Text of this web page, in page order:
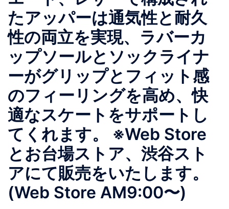
たアッパーは通気性と耐久
性の両立を実現、ラバーカ
ップソールとソックライナ
ーがグリップとフィット感
のフィーリングを高め、快
適なスケートをサポートし
てくれます。 ※Web Store
とお台場ストア、渋谷スト
アにて販売をいたします。
(Web Store AM9:00〜)